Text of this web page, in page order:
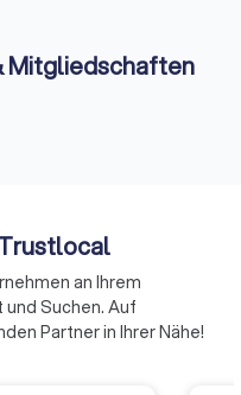
Mitgliedschaften
an Ihrem
Suchen. Auf
Partner in Ihrer Nähe!